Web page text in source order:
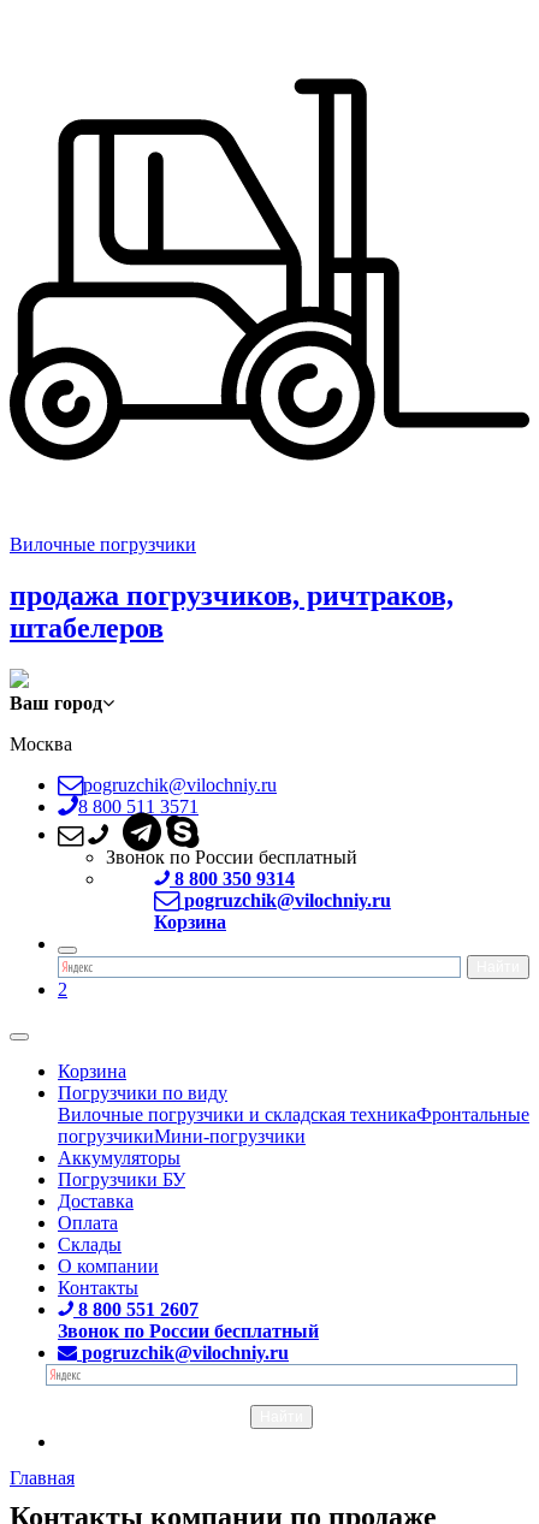
Вилочные погрузчики
продажа погрузчиков, ричтраков,
штабелеров
Ваш город
Москва
pogruzchik@vilochniy.ru
8 800 511 3571
Звонок по России бесплатный
8 800 350 9314
pogruzchik@vilochniy.ru
Корзина
2
Корзина
Погрузчики по виду
Вилочные погрузчики и складская техникаФронтальные
погрузчикиМини-погрузчики
Аккумуляторы
Погрузчики БУ
Доставка
Оплата
Склады
О компании
Контакты
8 800 551 2607
Звонок по России бесплатный
pogruzchik@vilochniy.ru
Главная
Контакты компании по продаже